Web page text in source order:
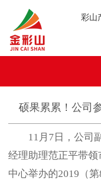
彩山
硕果累累！公司
11月7日，公司
经理助理范正平带
中心举办的2019（